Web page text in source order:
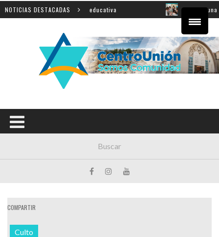
NOTICIAS DESTACADAS
sobre innovación educativa Shahak: una
COMPARTIR
Culto